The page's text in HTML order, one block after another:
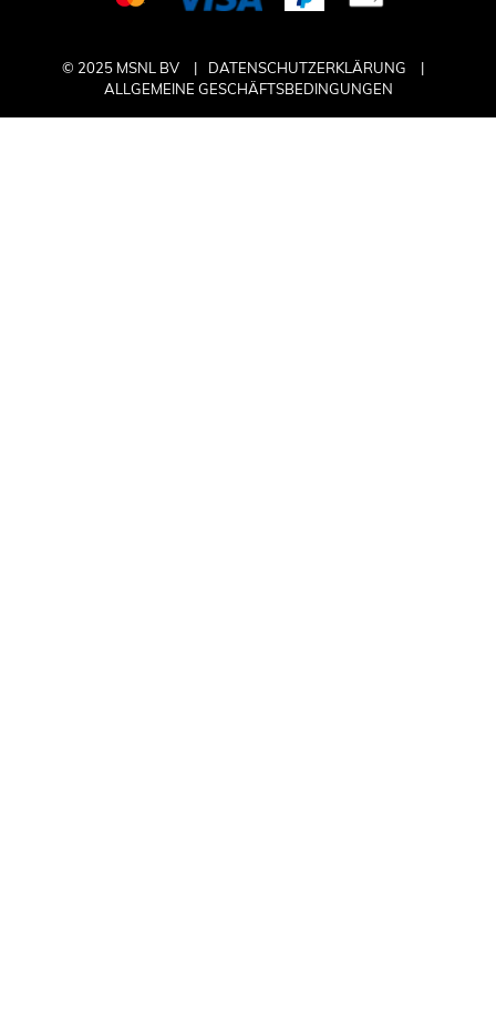
© 2025 MSNL BV
DATENSCHUTZERKLÄRUNG
ALLGEMEINE GESCHÄFTSBEDINGUNGEN